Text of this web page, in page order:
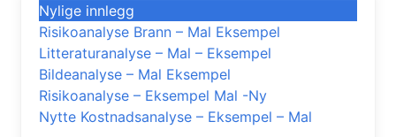
Nylige innlegg
Risikoanalyse Brann – Mal Eksempel
Litteraturanalyse – Mal – Eksempel
Bildeanalyse – Mal Eksempel
Risikoanalyse – Eksempel Mal -Ny
Nytte Kostnadsanalyse – Eksempel – Mal